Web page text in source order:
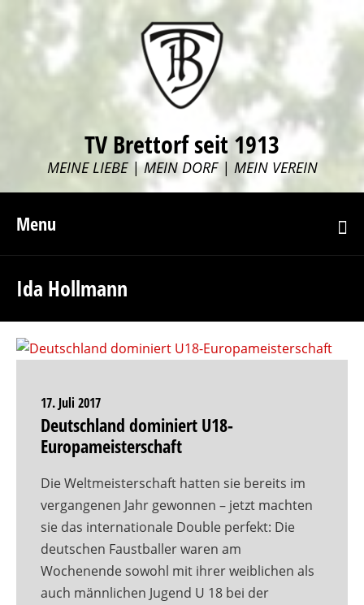
TV Brettorf seit 1913
MEINE LIEBE | MEIN DORF | MEIN VEREIN
Menu
Ida Hollmann
17. Juli 2017
Deutschland dominiert U18-
Europameisterschaft
Die Weltmeisterschaft hatten sie bereits im
vergangenen Jahr gewonnen – jetzt machten
sie das internationale Double perfekt: Die
deutschen Faustballer waren am
Wochenende sowohl mit ihrer weiblichen als
auch männlichen Jugend U 18 bei der